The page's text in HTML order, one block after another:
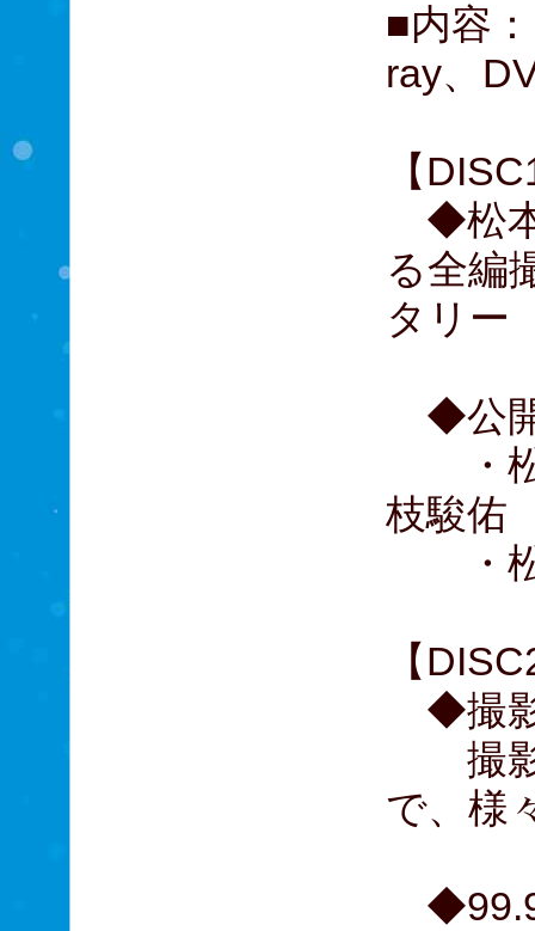
■内容
ray、
【
◆松本
る全編
タリー
◆公開
・松
枝駿佑
・松
【
◆撮影
撮影
で、様